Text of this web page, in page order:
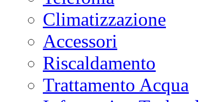
Climatizzazione
Accessori
Riscaldamento
Trattamento Acqua